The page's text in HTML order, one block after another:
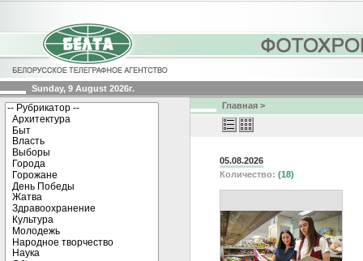
Sunday, 9 August 2026г.
Главная >
05.08.2026
Количество: (18)